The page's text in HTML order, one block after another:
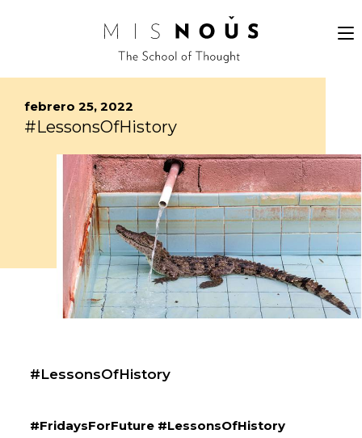
febrero 25, 2022
#LessonsOfHistory
#LessonsOfHistory
#FridaysForFuture #LessonsOfHistory